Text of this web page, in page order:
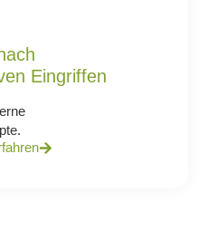
Eingriffen